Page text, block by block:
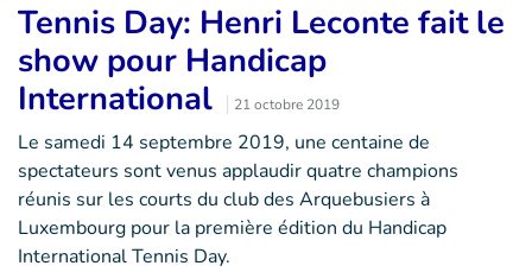
Tennis Day: Henri Leconte fait le
show pour Handicap
International
21 octobre 2019
Le samedi 14 septembre 2019, une centaine de
spectateurs sont venus applaudir quatre champions
réunis sur les courts du club des Arquebusiers à
Luxembourg pour la première édition du Handicap
International Tennis Day.